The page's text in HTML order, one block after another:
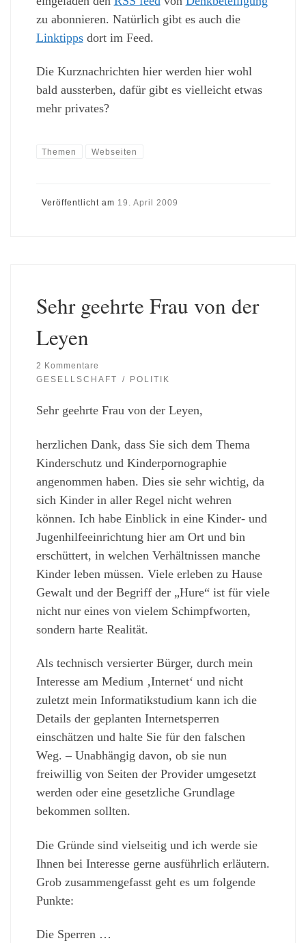
zu abonnieren. Natürlich gibt es auch die
Linktippsdort im Feed.
Die Kurznachrichten hier werden hier wohl
bald aussterben, dafür gibt es vielleicht etwas
mehr privates?
Themen Webseiten
Veröffentlicht am 19. April 2009
Sehr geehrte Frau von der
Leyen
2 Kommentare
GESELLSCHAFT
POLITIK
Sehr geehrte Frau von der Leyen,
herzlichen Dank, dass Sie sich dem Thema
Kinderschutz und Kinderpornographie
angenommen haben. Dies sie sehr wichtig, da
sich Kinder in aller Regel nicht wehren
können. Ich habe Einblick in eine Kinder- und
Jugenhilfeeinrichtung hier am Ort und bin
erschüttert, in welchen Verhältnissen manche
Kinder leben müssen. Viele erleben zu Hause
Gewalt und der Begriff der „Hure“ ist für viele
nicht nur eines von vielem Schimpfworten,
sondern harte Realität.
Als technisch versierter Bürger, durch mein
Interesse am Medium ‚Internet‘ und nicht
zuletzt mein Informatikstudium kann ich die
Details der geplanten Internetsperren
einschätzen und halte Sie für den falschen
Weg. – Unabhängig davon, ob sie nun
freiwillig von Seiten der Provider umgesetzt
werden oder eine gesetzliche Grundlage
bekommen sollten.
Die Gründe sind vielseitig und ich werde sie
Ihnen bei Interesse gerne ausführlich erläutern.
Grob zusammengefasst geht es um folgende
Punkte:
Die Sperren …